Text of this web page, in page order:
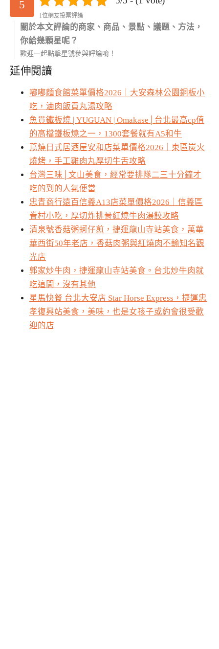
5
1位網友投票評論
關於本文評論的商家、商品、景點、議題、方法，
你給幾顆星呢？
歡迎一起點擊星號參與評論唷！
延伸閱讀
嘟嘟麵食館菜單價格2026｜大安森林公園銅板小
吃，滷肉飯貢丸湯攻略
魚貫鐵板燒 | YUGUAN | Omakase│台北最高cp值
的高檔鐵板燒之一，1300套餐就有A5和牛
蔦燒日式居酒屋安和店菜單價格2026｜東區炭火
燒烤，手工雞肉丸厚切牛舌攻略
台灣三味│文山美食，經常要排隊二三十分鐘才
吃的到的人氣便當
忠青商行遠百信義A13店菜單價格2026｜信義區
眷村小吃，厚切炸排骨紅燒牛肉湯餃攻略
清泉號香菇粥蚵仔煎，捷運龍山寺站美食，萬華
華西街50年老店，香菇肉粥與紅燒肉不輸知名觀
光店
郭家炒牛肉，捷運龍山寺站美食。台北炒牛肉就
吃這間，沒有其他
星馬快餐 台北大安店 Star Horse Express，捷運忠
孝復興站美食，美味，也是女孩子或約會很受歡
迎的店